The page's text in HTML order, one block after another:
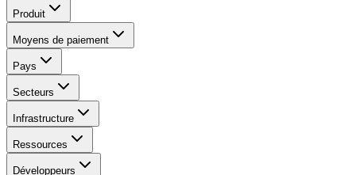
Produit
Moyens de paiement
Pays
Secteurs
Infrastructure
Ressources
Développeurs